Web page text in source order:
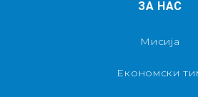
ЗА НАС
Мисија
Економски